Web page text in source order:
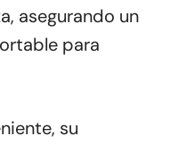
asegurando un
para
su